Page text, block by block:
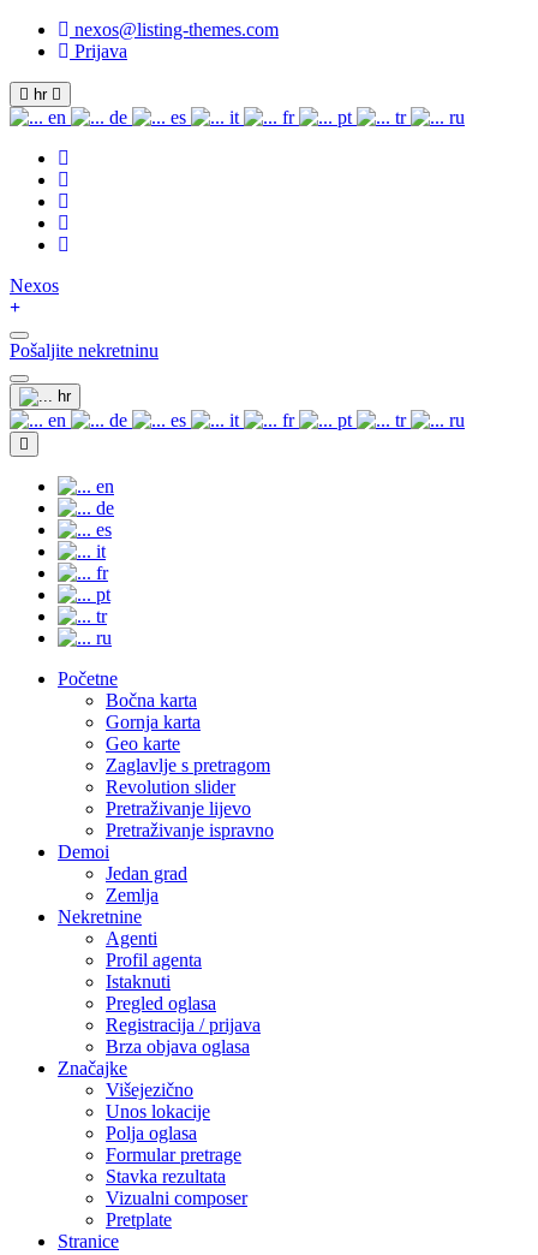
nexos@listing-themes.com
Prijava
hr
en de es it fr pt tr ru
Nexos
Uključi navigaciju
Pošaljite nekretninu
Uključi navigaciju
hr
en de es it fr pt tr ru
en
de
es
it
fr
pt
tr
ru
Početne
Bočna karta
Gornja karta
Geo karte
Zaglavlje s pretragom
Revolution slider
Pretraživanje lijevo
Pretraživanje ispravno
Demoi
Jedan grad
Zemlja
Nekretnine
Agenti
Profil agenta
Istaknuti
Pregled oglasa
Registracija / prijava
Brza objava oglasa
Značajke
Višejezično
Unos lokacije
Polja oglasa
Formular pretrage
Stavka rezultata
Vizualni composer
Pretplate
Stranice